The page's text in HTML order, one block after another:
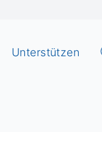
Unterstützen